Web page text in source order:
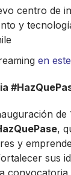
en
de
,
y
sus
convocatoria